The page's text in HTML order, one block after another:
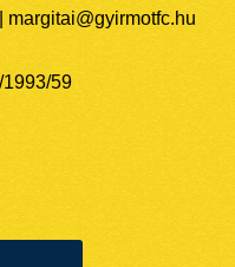
margitai@gyirmotfc.hu
1993/59